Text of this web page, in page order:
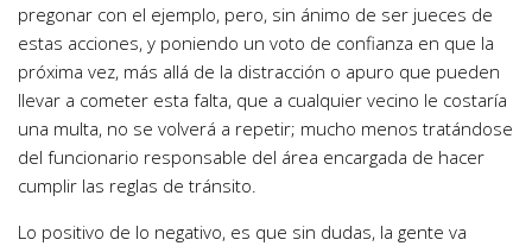
pregonar con el ejemplo, pero, sin ánimo de ser jueces de
estas acciones, y poniendo un voto de confianza en que la
próxima vez, más allá de la distracción o apuro que pueden
llevar a cometer esta falta, que a cualquier vecino le costaría
una multa, no se volverá a repetir; mucho menos tratándose
del funcionario responsable del área encargada de hacer
cumplir las reglas de tránsito.
Lo positivo de lo negativo, es que sin dudas, la gente va